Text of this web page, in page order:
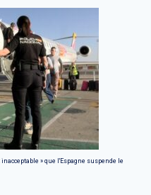
» que l'Espagne suspende le